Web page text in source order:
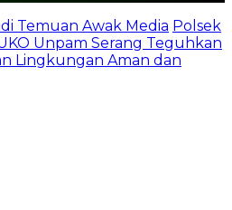
Temuan Awak Media Polsek
Unpam Serang Teguhkan
Lingkungan Aman dan